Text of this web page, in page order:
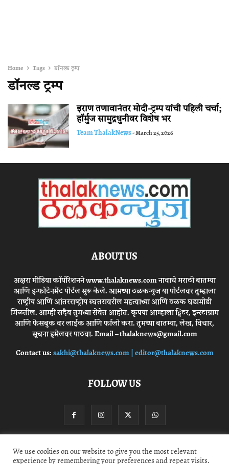
Home Tags डॉनल्ड ट्रम्प
डॉनल्ड ट्रम्प
इराण तणावानंतर मोदी-ट्रम्प यांची पहिली चर्चा;
हॉर्मुज सामुद्रधुनीवर विशेष भर
Team ThalakNews-March 25, 2026
ABOUT US
अक्षरा मीडिया कॉर्पोरेशनने www.thalaknews.com नावाचे मराठी बातम्या
आणि इन्फोटेनमेंट पोर्टल सुरू केले. आमच्या ठळकन्युज या पोर्टलवर तुम्हाला
राष्ट्रीय आणि आंतरराष्ट्रीय स्घतरावरील महत्वाच्या आणि ठळक घडामोडी
मिळतील. आम्ही सदैव तुमच्या सेवेत आहोत. कृपया आम्हाला ट्विटर, इन्स्टाग्राम
आणि फेसबुक वर लाईक आणि फॉलो करा. तुमच्या बातम्या, लेख, विचार,
सूचना इमेलवर पाठवा. Email – thalaknews@gmail.com
Contact us:sakhi@thalaknews.com | editor@thalaknews.com
FOLLOW US
Privacy Policy Contact Us
We use cookies on our website to give you the most relevant
experience by remembering your preferences and repeat visits.